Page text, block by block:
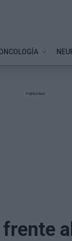
Publicidad:
frente